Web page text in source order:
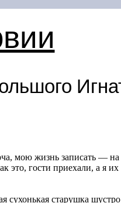
мою жизнь записать — на
это, гости приехали, а я
сухонькая старушка